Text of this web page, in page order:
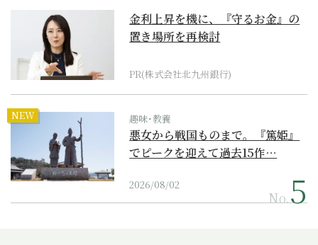
金利上昇を機に、『守るお金』の
置き場所を再検討
PR(株式会社北九州銀行)
NEW 趣味･教養
悪女から戦国ものまで。『篤姫』
でピークを迎えて過去15作…
2026/08/02
No.